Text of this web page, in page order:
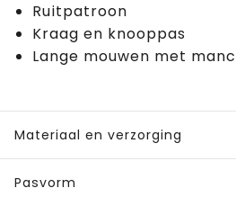
Ruitpatroon
Kraag en knooppas
Lange mouwen met
Materiaal en verzorging
Pasvorm